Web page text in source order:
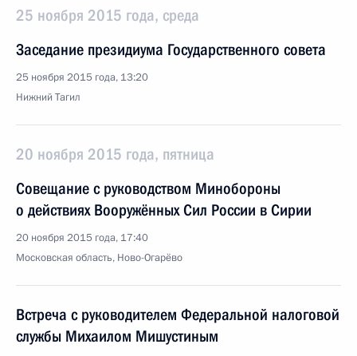
25 ноября 2015 года, среда
Заседание президиума Государственного совета
25 ноября 2015 года, 13:20
Нижний Тагил
20 ноября 2015 года, пятница
Совещание с руководством Минобороны
о действиях Вооружённых Сил России в Сирии
20 ноября 2015 года, 17:40
Московская область, Ново-Огарёво
Встреча с руководителем Федеральной налоговой
службы Михаилом Мишустиным